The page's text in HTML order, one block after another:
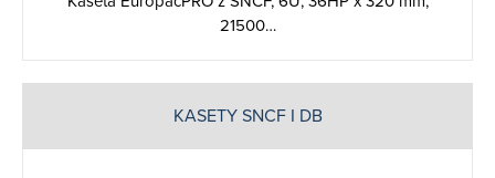
21500…
KASETY SNCF I DB